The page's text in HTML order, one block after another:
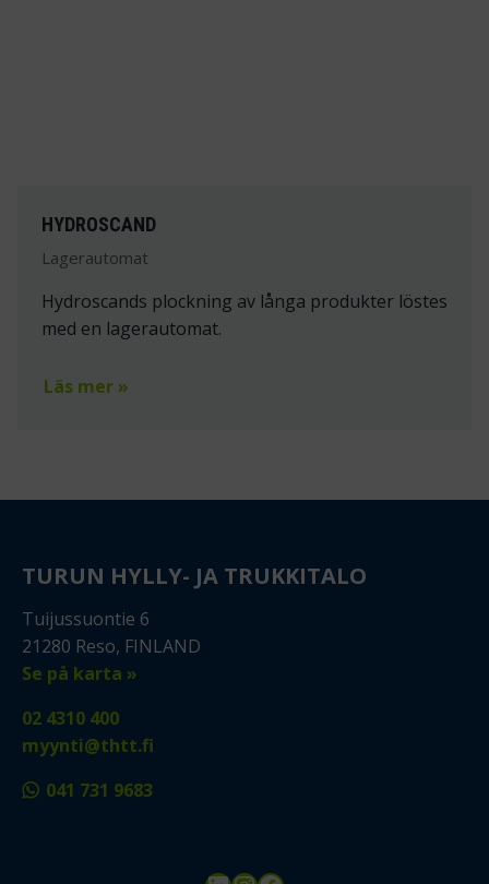
HYDROSCAND
Lagerautomat
Hydroscands plockning av långa produkter löstes
med en lagerautomat.
Läs mer »
TURUN HYLLY- JA TRUKKITALO
Tuijussuontie 6
21280 Reso, FINLAND
Se på karta »
02 4310 400
myynti@thtt.fi
041 731 9683